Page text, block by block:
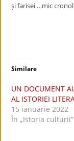
și farisei …mic
Similare
UN DOCUMENT
AL ISTORIEI
15 ianuarie 2022
În „Istoria culturii”